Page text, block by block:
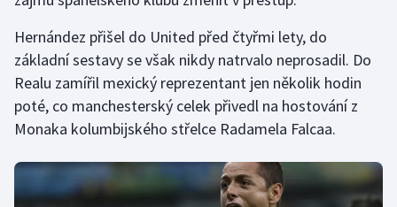
Hernández přišel do United před čtyřmi lety, do
základní sestavy se však nikdy natrvalo neprosadil. Do
Realu zamířil mexický reprezentant jen několik hodin
poté, co manchesterský celek přivedl na hostování z
Monaka kolumbijského střelce Radamela Falcaa.